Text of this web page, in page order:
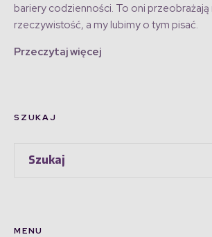
bariery codzienności. To oni przeobrażają
rzeczywistość, a my lubimy o tym pisać.
Przeczytaj więcej
SZUKAJ
MENU